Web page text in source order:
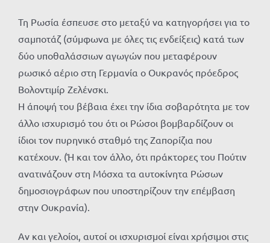
Τη Ρωσία έσπευσε στο μεταξύ να κατηγορήσει για το
σαμποτάζ (σύμφωνα με όλες τις ενδείξεις) κατά των
δύο υποθαλάσσιων αγωγών που μεταφέρουν
ρωσικό αέριο στη Γερμανία ο Ουκρανός πρόεδρος
Βολοντιμίρ Ζελένσκι.
Η άποψή του βέβαια έχει την ίδια σοβαρότητα με τον
άλλο ισχυρισμό του ότι οι Ρώσοι βομβαρδίζουν οι
ίδιοι τον πυρηνικό σταθμό της Ζαπορίζια που
κατέχουν. (Ή και τον άλλο, ότι πράκτορες του Πούτιν
ανατινάζουν στη Μόσχα τα αυτοκίνητα Ρώσων
δημοσιογράφων που υποστηρίζουν την επέμβαση
στην Ουκρανία).
Αν και γελοίοι, αυτοί οι ισχυρισμοί είναι χρήσιμοι στις